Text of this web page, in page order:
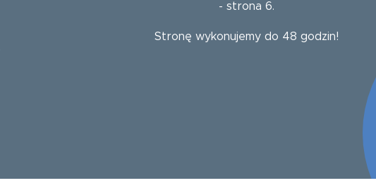
- strona 6.
Stronę wykonujemy do 48 godzin!